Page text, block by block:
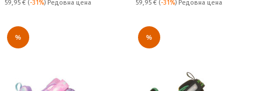
Редовна цена:
59,95 € (-31%) Редовна цена Редовна цена:
59,95 € (-31%) Редовна цена
% %